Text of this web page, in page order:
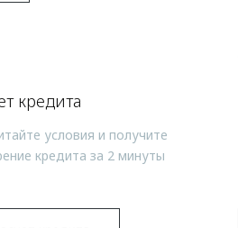
кредита
условия и получите
кредита за 2 минуты